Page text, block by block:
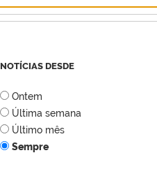
NOTÍCIAS DESDE
Ontem
Última semana
Último mês
Sempre